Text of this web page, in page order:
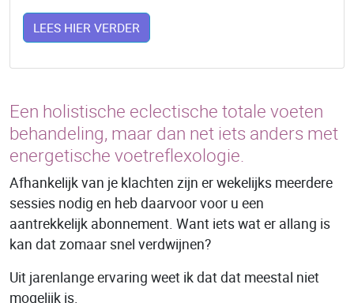
LEES HIER VERDER
Een holistische eclectische totale voeten
behandeling, maar dan net iets anders met
energetische voetreflexologie.
Afhankelijk van je klachten zijn er wekelijks meerdere
sessies nodig en heb daarvoor voor u een
aantrekkelijk abonnement. Want iets wat er allang is
kan dat zomaar snel verdwijnen?
Uit jarenlange ervaring weet ik dat dat meestal niet
mogelijk is.